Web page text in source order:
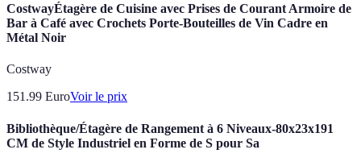
CostwayÉtagère de Cuisine avec Prises de Courant Armoire de
Bar à Café avec Crochets Porte-Bouteilles de Vin Cadre en
Métal Noir
Costway
151.99 EuroVoir le prix
Bibliothèque/Étagère de Rangement à 6 Niveaux-80x23x191
CM de Style Industriel en Forme de S pour Sa